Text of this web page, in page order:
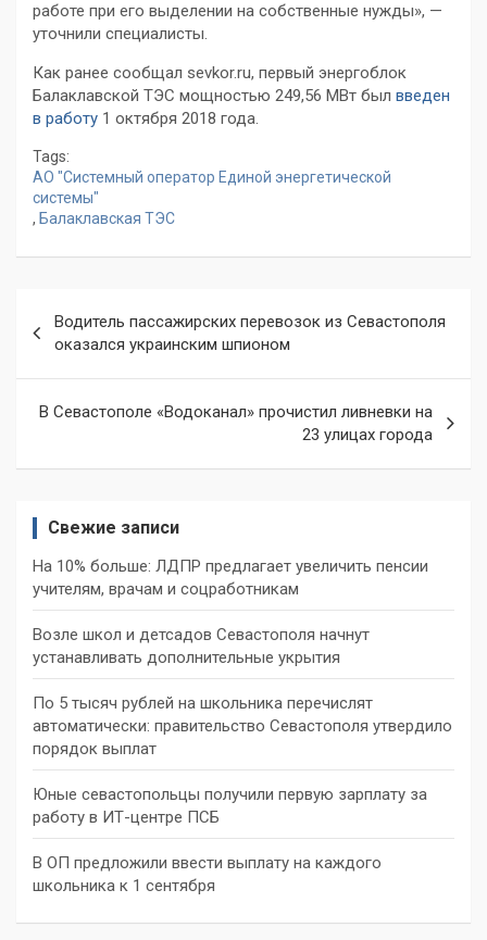
работе при его выделении на собственные нужды», —
уточнили специалисты.
Как ранее сообщал sevkor.ru, первый энергоблок
Балаклавской ТЭС мощностью 249,56 МВт был введен
в работу 1 октября 2018 года.
Tags:
АО "Системный оператор Единой энергетической
системы"
, Балаклавская ТЭС
по
записям
Водитель пассажирских перевозок из Севастополя
оказался украинским шпионом
В Севастополе «Водоканал» прочистил ливневки на
23 улицах города
Свежие записи
На 10% больше: ЛДПР предлагает увеличить пенсии
учителям, врачам и соцработникам
Возле школ и детсадов Севастополя начнут
устанавливать дополнительные укрытия
По 5 тысяч рублей на школьника перечислят
автоматически: правительство Севастополя утвердило
порядок выплат
Юные севастопольцы получили первую зарплату за
работу в ИТ-центре ПСБ
В ОП предложили ввести выплату на каждого
школьника к 1 сентября